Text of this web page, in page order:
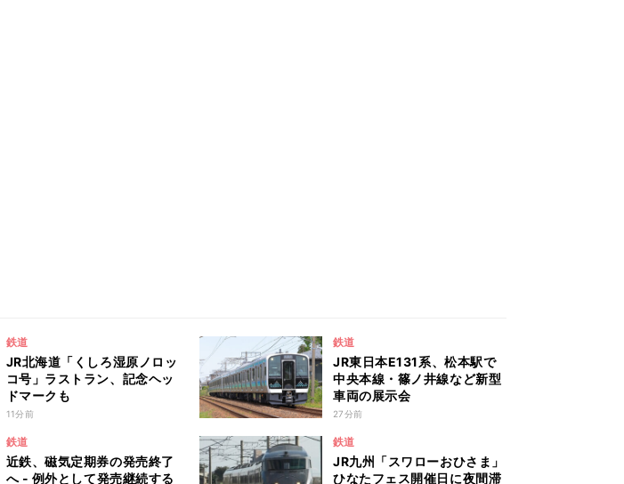
鉄道
JR北海道「くしろ湿原ノロッ
コ号」ラストラン、記念ヘッ
ドマークも
11分前
鉄道
JR東日本E131系、松本駅で
中央本線・篠ノ井線など新型
車両の展示会
27分前
鉄道
近鉄、磁気定期券の発売終了
へ - 例外として発売継続する
鉄道
JR九州「スワローおひさま」
ひなたフェス開催日に夜間滞